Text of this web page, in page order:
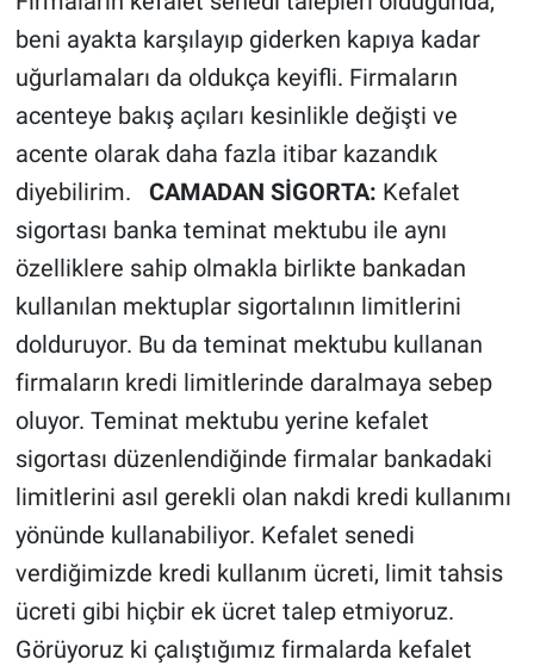
beni ayakta karşılayıp giderken kapıya kadar
uğurlamaları da oldukça keyifli. Firmaların
acenteye bakış açıları kesinlikle değişti ve
acente olarak daha fazla itibar kazandık
diyebilirim. CAMADAN SİGORTA: Kefalet
sigortası banka teminat mektubu ile aynı
özelliklere sahip olmakla birlikte bankadan
kullanılan mektuplar sigortalının limitlerini
dolduruyor. Bu da teminat mektubu kullanan
firmaların kredi limitlerinde daralmaya sebep
oluyor. Teminat mektubu yerine kefalet
sigortası düzenlendiğinde firmalar bankadaki
limitlerini asıl gerekli olan nakdi kredi kullanımı
yönünde kullanabiliyor. Kefalet senedi
verdiğimizde kredi kullanım ücreti, limit tahsis
ücreti gibi hiçbir ek ücret talep etmiyoruz.
Görüyoruz ki çalıştığımız firmalarda kefalet